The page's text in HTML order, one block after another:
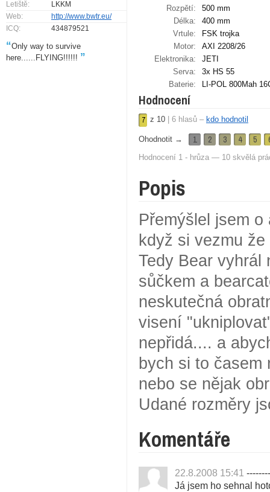
Letiště:
LKKM
Web:
http://www.bwtr.eu/
ICQ:
434879521
“Only way to survive
here......FLYING!!!!!! ”
Rozpětí:
500 mm
Délka:
400 mm
Vrtule:
FSK trojka
Motor:
AXI 2208/26
Elektronika:
JETI
Serva:
3x HS 55
Baterie:
LI-POL 800Mah
Hodnocení
7 z 10 6 hlasů – kdo hodnotil
Ohodnotit → 1 2 3 4 5
Hodnocení 1 - hrůza — 10 skvělá
Popis
Přemýšlel jsem
když si vezmu
Tedy Bear vyhrál
sůčkem a
neskutečná
visení
nepřidá.... a
bych si to časem
nebo se nějak
Udané rozměry
Komentáře
22.8.2008 15:41
Já jsem ho sehnal